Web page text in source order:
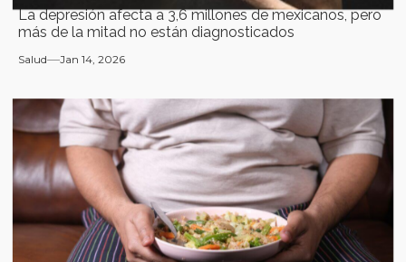
La depresión afecta a 3,6 millones de mexicanos, pero
más de la mitad no están diagnosticados
Salud Jan 14, 2026